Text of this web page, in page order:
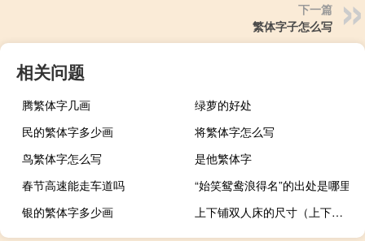
下一篇
繁体字子怎么写
相关问题
腾繁体字几画
绿萝的好处
民的繁体字多少画
将繁体字怎么写
鸟繁体字怎么写
是他繁体字
春节高速能走车道吗
“始笑鸳鸯浪得名”的出处是哪里
银的繁体字多少画
上下铺双人床的尺寸（上下铺床尺寸 双层床尺寸是多大）